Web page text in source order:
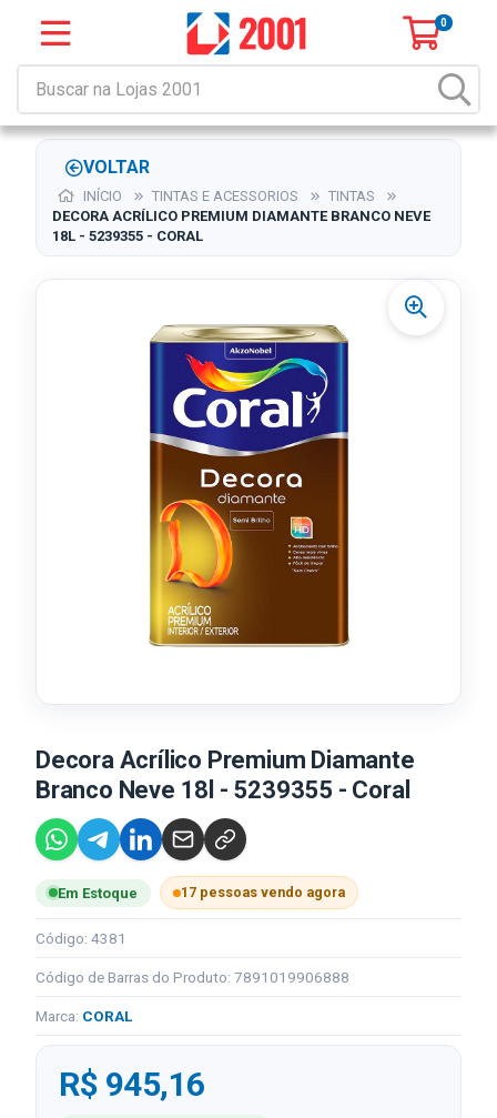
0
VOLTAR
INÍCIO TINTAS E ACESSORIOS
TINTAS
DECORA ACRÍLICO PREMIUM DIAMANTE BRANCO NEVE
18L - 5239355 - CORAL
Decora Acrílico Premium Diamante
Branco Neve 18l - 5239355 - Coral
Em Estoque 17 pessoas vendo agora
Código: 4381
Código de Barras do Produto: 7891019906888
Marca: CORAL
R$ 945,16